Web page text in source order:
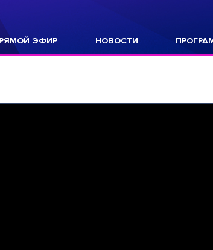
ЭФИР НОВОСТИ